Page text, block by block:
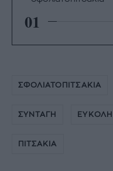
01
ΣΦΟΛΙΑΤΟΠΙΤΣΑΚΙΑ
ΣΥΝΤΑΓΗ ΕΥΚΟΛΗ
ΠΙΤΣΑΚΙΑ